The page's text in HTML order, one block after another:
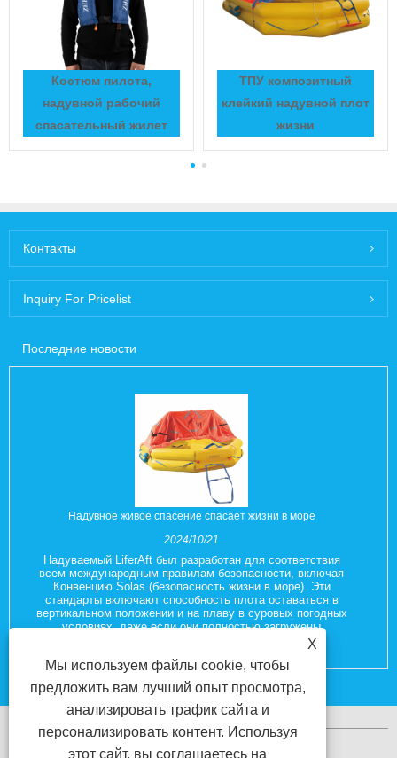
Костюм пилота,
надувной рабочий
спасательный жилет
ТПУ композитный
клейкий надувной плот
жизни
Контакты
Inquiry For Pricelist
Последние новости
Надувное живое спасение спасает жизни в море
2024/10/21
Надуваемый LiferAft был разработан для соответствия
всем международным правилам безопасности, включая
Конвенцию Solas (безопасность жизни в море). Эти
стандарты включают способность плота оставаться в
вертикальном положении и на плаву в суровых погодных
условиях, даже если они полностью загружены
X
Мы используем файлы cookie, чтобы
предложить вам лучший опыт просмотра,
анализировать трафик сайта и
персонализировать контент. Используя
этот сайт, вы соглашаетесь на